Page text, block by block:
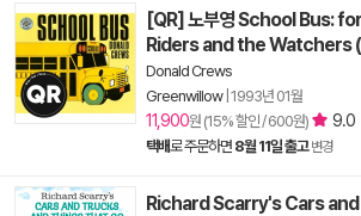
[QR] 노부영 School Bus:
Riders and the Watchers
Donald Crews
Greenwillow| 1993년 01월
11,900원 (15% 할인 / 600원) 9.0
택배로 주문하면 8월 11일 출고 변경
Richard Scarry's Cars